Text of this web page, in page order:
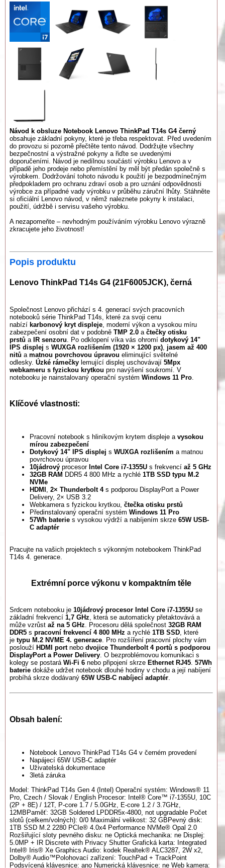
Návod k obsluze Notebook Lenovo ThinkPad T14s G4 černý
obsahuje základní pokyny, které je třeba respektovat. Před uvedením
do provozu si pozorně přečtěte tento návod. Dodržujte všechny
bezpečnostní a výstražné pokyny a řiďte se uvedenými
doporučeními. Návod je nedílnou součástí výrobku Lenovo a v
případě jeho prodeje nebo přemístění by měl být předán společně s
výrobkem. Dodržování tohoto návodu k použití je bezpodmínečným
předpokladem pro ochranu zdraví osob a pro uznání odpovědnosti
výrobce za případné vady výrobku v průběhu záruční lhůty. Stáhněte
si oficiální Lenovo návod, v němž naleznete pokyny k instalaci,
použití, údržbě i servisu vašeho výrobku.
A nezapomeňte – nevhodným používáním výrobku Lenovo výrazně
zkracujete jeho životnost!
Popis produktu
Lenovo ThinkPad T14s G4 (21F6005JCK), černá
Společnost Lenovo přichází s 4. generací svých pracovních
notebooků série ThinkPad T14s, které za svoji cenu
nabízí karbonový kryt displeje , moderní výkon a vysokou míru
zabezpečení osobní dat v podobně TMP 2.0 a čtečky otisku
prstů a IR senzoru . Po odklopení víka vás ohromí dotykový 14"
IPS displej s WUXGA rozlišením (1920 × 1200 px) jasem až 400
nitů a matnou povrchovou úpravou eliminující světelné
odlesky. Úzké rámečky lemující displej uschovávají 5Mpx
webkameru s fyzickou krytkou pro navýšení soukromí. V
notebooku je nainstalovaný operační systém Windows 11 Pro
Klíčové vlastnosti:
Pracovní notebook s hliníkovým krytem displeje avysokou
mírou zabezpečení
Dotykový 14" IPS displej s WUXGA rozlišením a matnou
povrchovou úpravou
10jádrový procesor Intel Core i7-1355U s frekvencí až 5 GHz
32GB RAM DDR5 4 800 MHz a rychlé 1TB SSD typu M.2
NVMe
HDMI , 2× Thunderbolt 4 s podporou DisplayPort a Power
Delivery, 2× USB 3.2
Webkamera s fyzickou krytkou, čtečka otisku prstů
Předinstalovaný operační systém Windows 11 Pro
57Wh baterie s vysokou výdrží a nabíjením skrze 65W USB-
C adaptér
Pracujte na vašich projektech s výkonným notebookem ThinkPad
T14s 4. generace.
Extrémní porce výkonu v kompaktním těle
Srdcem notebooku je 10jádrový procesor Intel Core i7-1355U se
základní frekvencí 1,7 GHz, která se automaticky přetaktovává a
může vzrůst až na 5 GHz. Procesoru dělá společnost 32GB RAM
DDR5 s pracovní frekvencí 4 800 MHz a rychlé 1TB SSD, které
je typu M.2 NVME 4. generace. Pro rozšíření pracovní plochy vám
poslouží HDMI portnebo dvojice Thunderbolt 4 portů s podporou
DisplayPort a Power Delivery. O bezproblémovou komunikaci s
kolegy se postará Wi-Fi 6 nebo připojení skrze Ethernet RJ45. 57Wh
baterie dokáže udržet notebook dlouhé hodiny v chodu a její nabíjení
probíhá skrze dodávaný 65W USB-C nabíjecí adaptér.
Obsah balení:
Notebook Lenovo ThinkPad T14s G4 v černém provedení
Napájecí 65W USB-C adaptér
Uživatelská dokumentace
3letá záruka
Model: ThinkPad T14s Gen 4 (Intel) Operační systém: Windows® 11
Pro, Czech / Slovak / English Procesor: Intel® Core™ i7-1355U, 10C
(2P + 8E) / 12T, P-core 1.7 / 5.0GHz, E-core 1.2 / 3.7GHz,
12MBPaměť: 32GB Soldered LPDDR5x-4800, not upgradable Počet
slotů (celkem/volných): 0/0 Maximální velikost: 32 GBPevný disk:
1TB SSD M.2 2280 PCIe® 4.0x4 Performance NVMe® Opal 2.0
Rozšiřující sloty pevného disku: ne Optická mechanika: ne Displej:
5.0MP + IR Discrete with Privacy Shutter Grafická karta: Integrated
Intel® Iris® Xe Graphics Audio: kodek Realtek® ALC3287, 2W x2,
Dolby® Audio™Polohovací zařízení: TouchPad + TrackPoint
Podsvícená klávesnice: ano Numerická klávesnice: ne Web kamera: